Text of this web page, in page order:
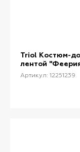
Triol Костюм-
лентой
Артикул: 12251239